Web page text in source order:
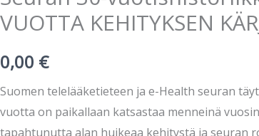
VUOTTA KEHITYKSEN
0,00 €
Suomen telelääketieteen ja e-Health seuran
vuotta on paikallaan katsastaa menneinä
tapahtunutta alan huikeaa kehitystä ja seuran
30-
vuotishistoriikki:
30
KEHITYKSEN
KÄRJESSÄ